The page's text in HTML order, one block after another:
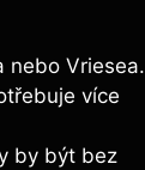
nebo Vriesea.
více
by být bez